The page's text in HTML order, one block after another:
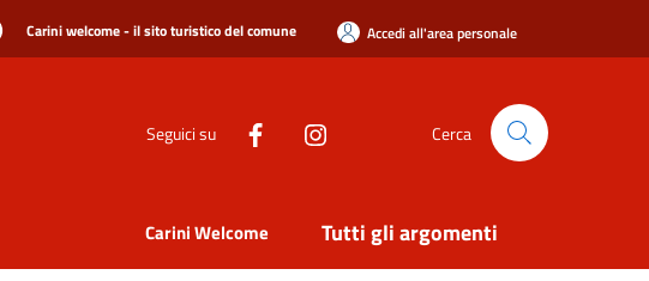
Carini welcome - il sito turistico del comune Accedi all'area personale
Seguici su Cerca
Carini Welcome Tutti gli argomenti